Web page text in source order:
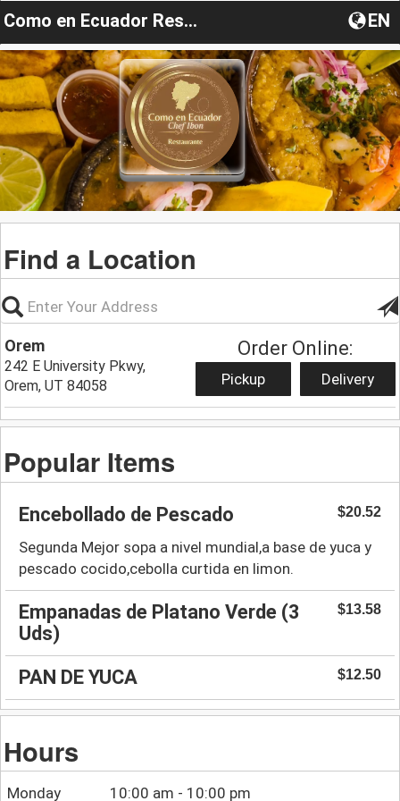
Como en Ecuador Restaurant EN
Find a Location
Orem
242 E University Pkwy,
Orem, UT 84058
Order Online:
Pickup Delivery
Popular Items
Encebollado de Pescado $20.52
Segunda Mejor sopa a nivel mundial,a base de yuca y
pescado cocido,cebolla curtida en limon.
Empanadas de Platano Verde (3
Uds)
$13.58
PAN DE YUCA $12.50
Hours
Monday 10:00 am - 10:00 pm